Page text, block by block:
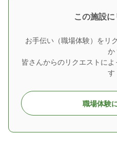
この施設に
お手伝い（職場体験）をリ
か
皆さんからのリクエストに
す
職場体験